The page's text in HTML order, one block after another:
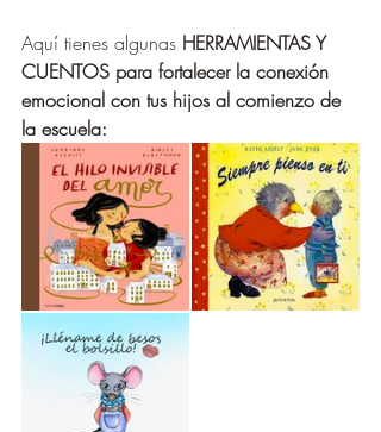
Aquí tienes algunas HERRAMIENTAS Y
CUENTOS para fortalecer la conexión
emocional con tus hijos al comienzo de
la escuela: